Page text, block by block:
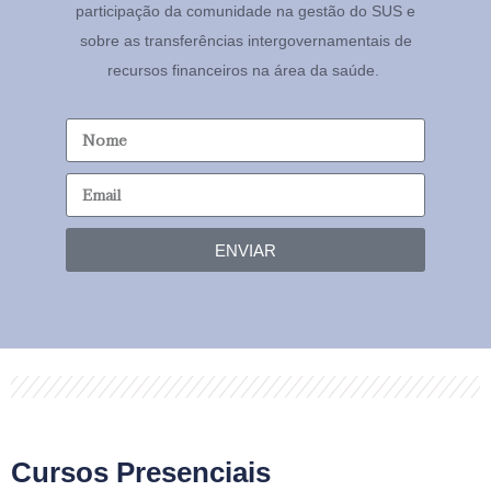
participação da comunidade na gestão do SUS e
sobre as transferências intergovernamentais de
recursos financeiros na área da saúde.
ENVIAR
Cursos Presenciais